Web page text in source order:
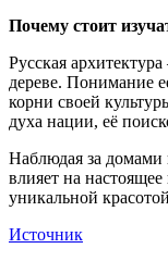
Почему стоит
Русская
дереве. Понимание
корни своей
духа нации, её
Наблюдая за домами
влияет на
уникальной
Источник